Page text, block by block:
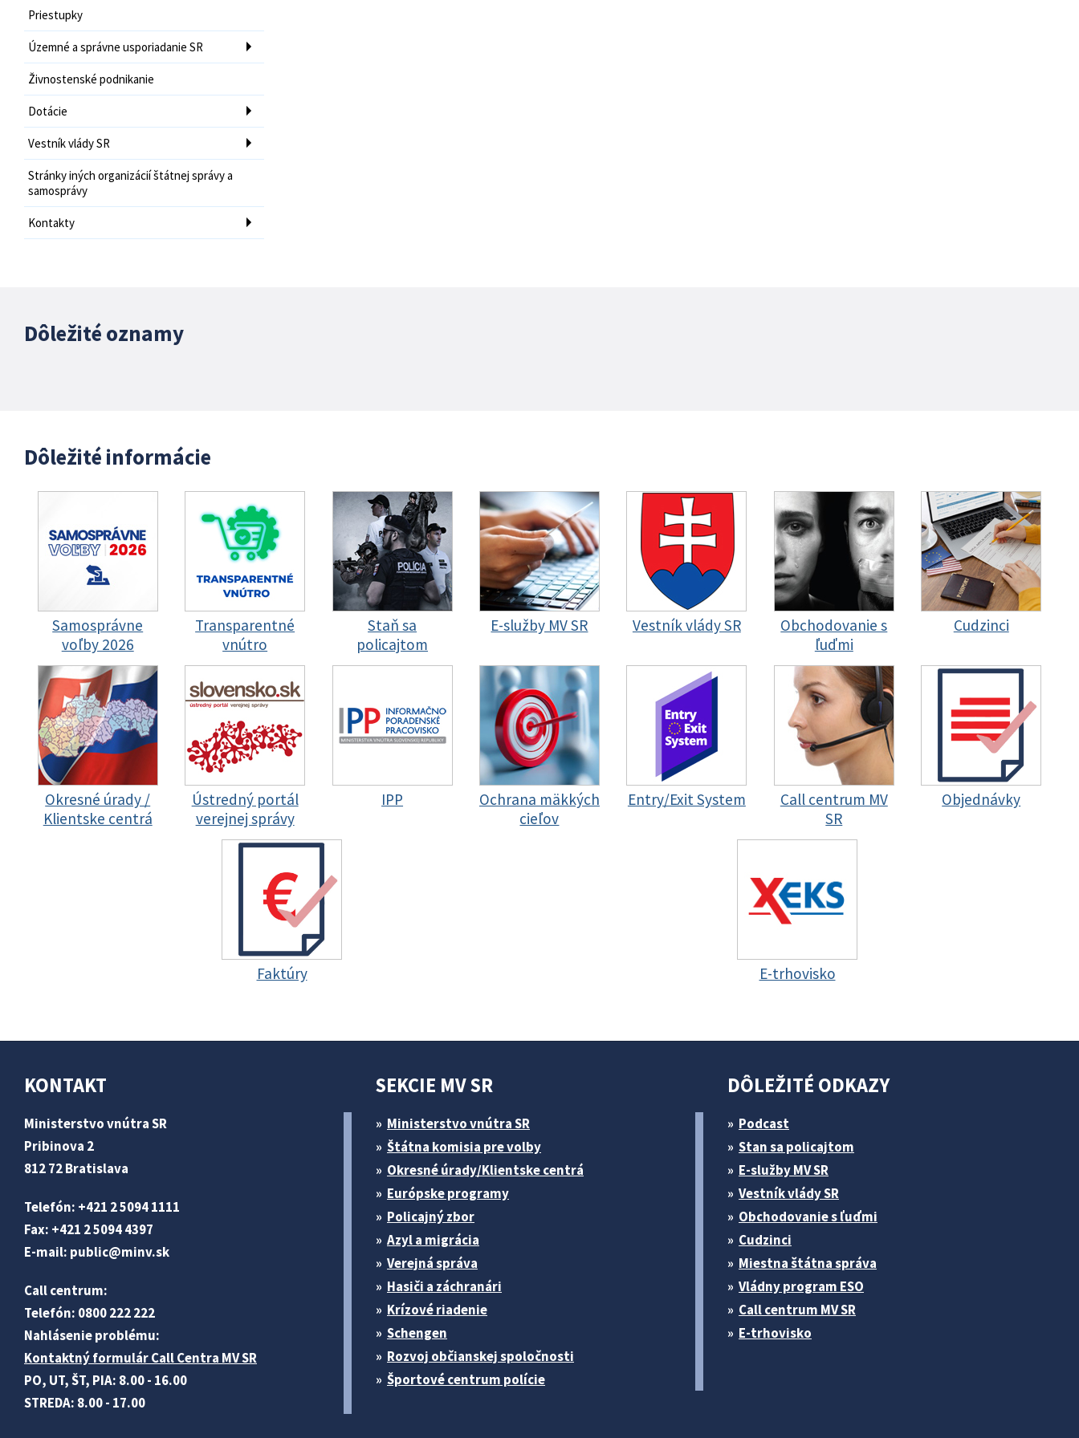
Priestupky
Územné a správne usporiadanie SR
Živnostenské podnikanie
Dotácie
Vestník vlády SR
Stránky iných organizácií štátnej správy a
samosprávy
Kontakty
Dôležité oznamy
Dôležité informácie
Samosprávne
voľby 2026
Transparentné
vnútro
Staň sa
policajtom
E-služby MV SR Vestník vlády SR
Obchodovanie s
ľuďmi
Cudzinci
Okresné úrady /
Klientske centrá
Ústredný portál
verejnej správy
IPP
Ochrana mäkkých
cieľov
Entry/Exit System
Call centrum MV
SR
Objednávky
Faktúry E-trhovisko
KONTAKT
Ministerstvo vnútra SR
Pribinova 2
812 72 Bratislava
Telefón: +421 2 5094 1111
Fax: +421 2 5094 4397
E-mail: public@minv.sk
Call centrum:
Telefón: 0800 222 222
Nahlásenie problému:
Kontaktný formulár Call Centra MV SR
PO, UT, ŠT, PIA: 8.00 - 16.00
STREDA: 8.00 - 17.00
SEKCIE MV SR
Ministerstvo vnútra SR
Štátna komisia pre volby
Okresné úrady/Klientske centrá
Európske programy
Policajný zbor
Azyl a migrácia
Verejná správa
Hasiči a záchranári
Krízové riadenie
Schengen
Rozvoj občianskej spoločnosti
Športové centrum polície
DÔLEŽITÉ ODKAZY
Podcast
Stan sa policajtom
E-služby MV SR
Vestník vlády SR
Obchodovanie s ľuďmi
Cudzinci
Miestna štátna správa
Vládny program ESO
Call centrum MV SR
E-trhovisko